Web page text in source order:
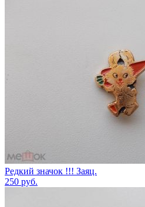
Редкий значок !!! Заяц.
250 руб.